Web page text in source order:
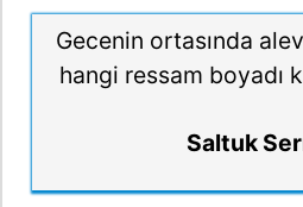
Gecenin ortasında
hangi ressam boyadı
Saltuk